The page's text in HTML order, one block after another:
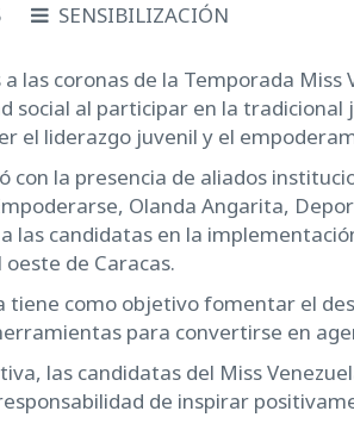
SENSIBILIZACIÓN
a las coronas de la Temporada
social al participar en la tradicional
el liderazgo juvenil y el
con la presencia de aliados
Olanda Angarita,
las candidatas en la
de Caracas.
tiene como objetivo fomentar el
para convertirse en
las candidatas del Miss
de inspirar